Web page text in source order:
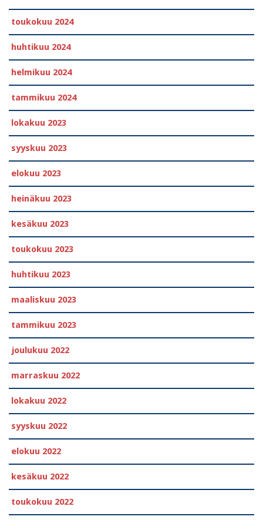
toukokuu 2024
huhtikuu 2024
helmikuu 2024
tammikuu 2024
lokakuu 2023
syyskuu 2023
elokuu 2023
heinäkuu 2023
kesäkuu 2023
toukokuu 2023
huhtikuu 2023
maaliskuu 2023
tammikuu 2023
joulukuu 2022
marraskuu 2022
lokakuu 2022
syyskuu 2022
elokuu 2022
kesäkuu 2022
toukokuu 2022